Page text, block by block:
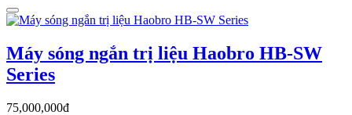
Máy sóng ngắn trị liệu Haobro HB-SW
Series
75,000,000đ